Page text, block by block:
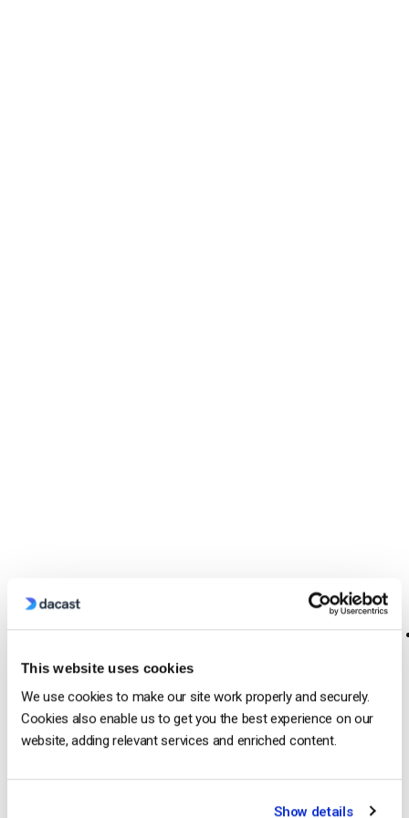
This website uses cookies
We use cookies to make our site work properly and securely.
Cookies also enable us to get you the best experience on our
website, adding relevant services and enriched content.
Show details